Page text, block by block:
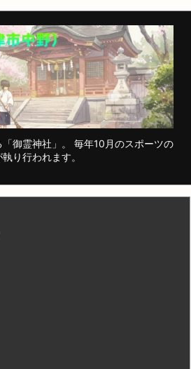
御霊神社」。 毎年10月のスポーツの
り行われます。